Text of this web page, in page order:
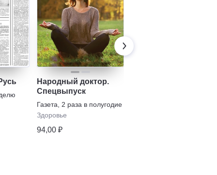
Народный доктор.
Спецвыпуск
Газета
2 раза в полугодие
Здоровье
94,00 ₽